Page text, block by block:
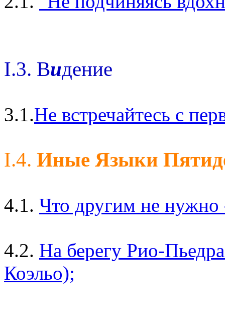
I.3. Видение
3.1.Не встречайтесь с
I.4. Иные Языки
4.1. Что другим не
4.2. На берегу Рио-
Коэльо);